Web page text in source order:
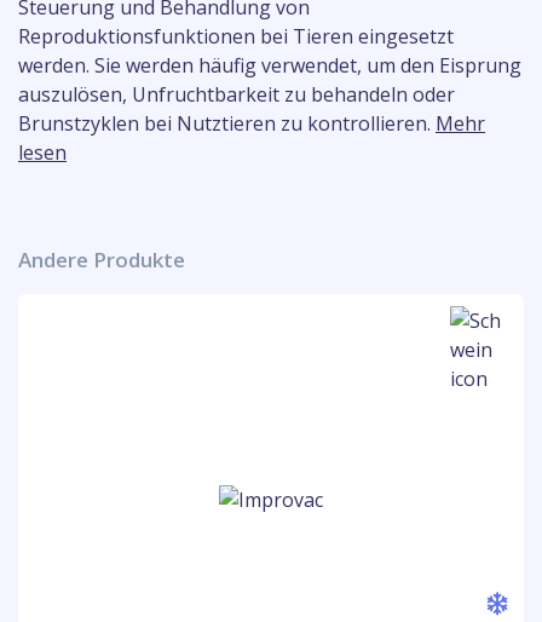
Steuerung und Behandlung von
Reproduktionsfunktionen bei Tieren eingesetzt
werden. Sie werden häufig verwendet, um den Eisprung
auszulösen, Unfruchtbarkeit zu behandeln oder
Brunstzyklen bei Nutztieren zu kontrollieren. Mehr
lesen
Andere Produkte